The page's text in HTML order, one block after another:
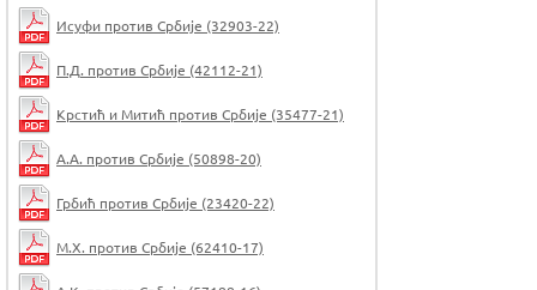
Исуфи против Србије (32903-22)
П.Д. против Србије (42112-21)
Крстић и Митић против Србије (35477-21)
А.А. против Србије (50898-20)
Грбић против Србије (23420-22)
М.Х. против Србије (62410-17)